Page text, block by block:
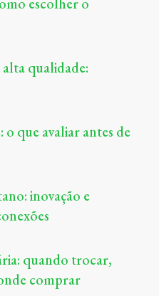
qualidade:
que avaliar antes de
inovação e
quando trocar,
comprar